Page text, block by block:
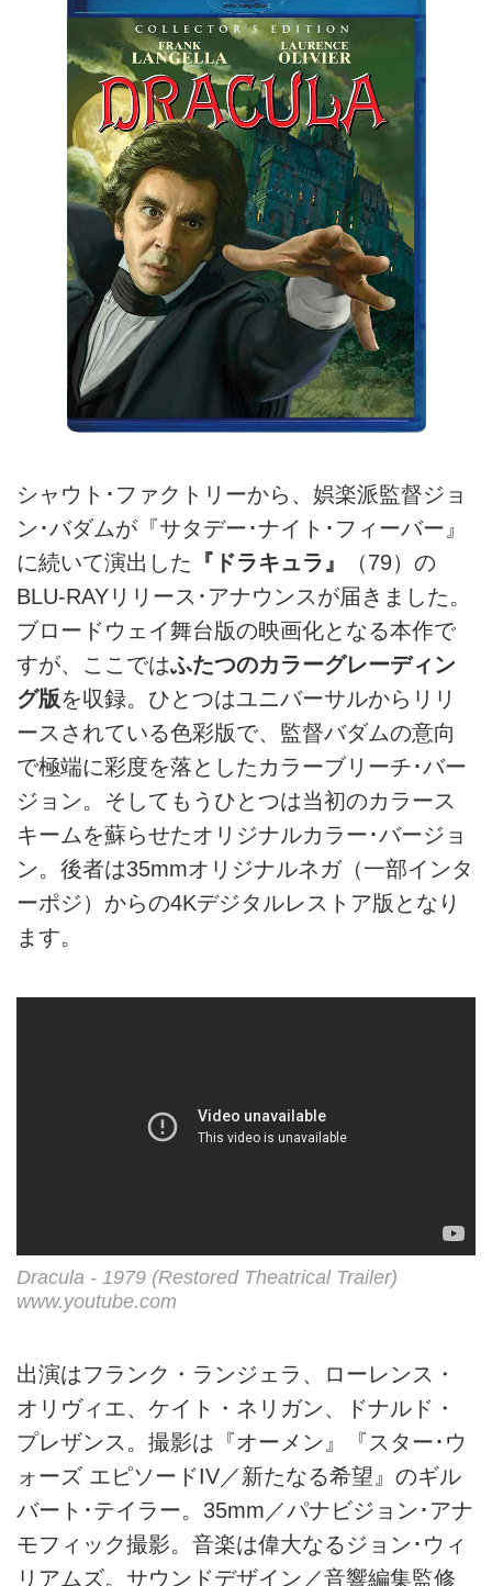
シャウト･ファクトリーから、娯楽派監督ジョ
ン･バダムが『サタデー･ナイト･フィーバー』
に続いて演出した 『ドラキュラ』
（79）の
BLU-RAYリリース･アナウンスが届きました。
ブロードウェイ舞台版の映画化となる本作で
すが、ここではふたつのカラーグレーディン
グ版を収録。ひとつはユニバーサルからリリ
ースされている色彩版で、監督バダムの意向
で極端に彩度を落としたカラーブリーチ･バー
ジョン。そしてもうひとつは当初のカラース
キームを蘇らせたオリジナルカラー･バージョ
ン。後者は35mmオリジナルネガ（一部インタ
ーポジ）からの4Kデジタルレストア版となり
ます。
Dracula - 1979 (Restored Theatrical Trailer)
www.youtube.com
出演はフランク・ランジェラ、ローレンス・
オリヴィエ、ケイト・ネリガン、ドナルド・
プレザンス。撮影は『オーメン』『スター･ウ
ォーズ エピソードIV／新たなる希望』のギル
バート･テイラー。35mm／パナビジョン･アナ
モフィック撮影。音楽は偉大なるジョン･ウィ
リアムズ。サウンドデザイン／音響編集監修